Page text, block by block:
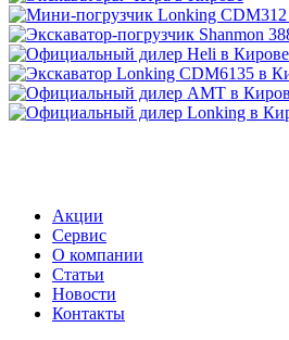
Акции
Сервис
О компании
Статьи
Новости
Контакты